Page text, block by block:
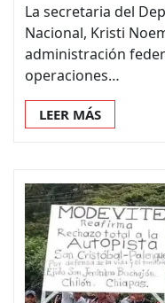
La secretaria del
Nacional, Kristi
administración
operaciones…
LEER MÁS